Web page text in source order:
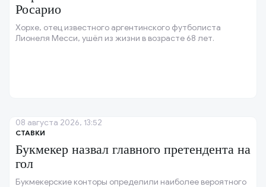
Росарио
Хорхе, отец известного аргентинского футболиста
Лионеля Месси, ушёл из жизни в возрасте 68 лет.
СТАВКИ
Букмекер назвал главного претендента на
гол
Букмекерские конторы определили наиболее вероятного
08 августа 2026, 13:52